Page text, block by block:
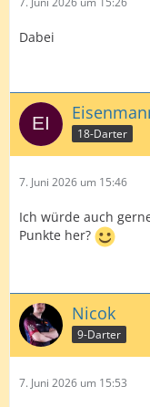
Dabei
18-Darter
7. Juni 2026 um 15:46
Ich würde auch
Punkte her?
Nicok
9-Darter
7. Juni 2026 um 15:53